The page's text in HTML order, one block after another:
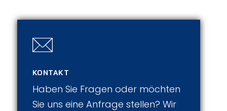
KONTAKT
Haben Sie Fragen oder möchten
Sie uns eine Anfrage stellen? Wir